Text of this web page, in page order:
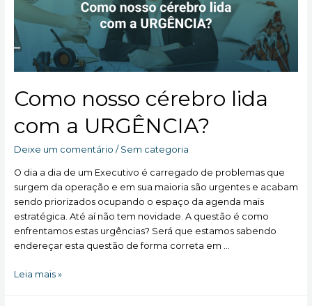
Como nosso cérebro lida
com a URGÊNCIA?
Deixe um comentário / Sem categoria
O dia a dia de um Executivo é carregado de problemas que
surgem da operação e em sua maioria são urgentes e acabam
sendo priorizados ocupando o espaço da agenda mais
estratégica. Até aí não tem novidade. A questão é como
enfrentamos estas urgências? Será que estamos sabendo
endereçar esta questão de forma correta em …
Como
Leia mais »